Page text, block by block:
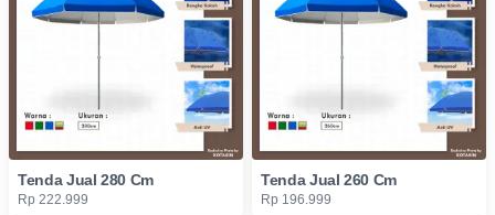
Tenda Jual 280 Cm
Rp 222.999
Tenda Jual 260 Cm
Rp 196.999